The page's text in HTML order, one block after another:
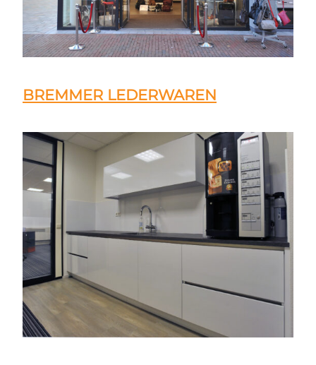
BREMMER LEDERWAREN